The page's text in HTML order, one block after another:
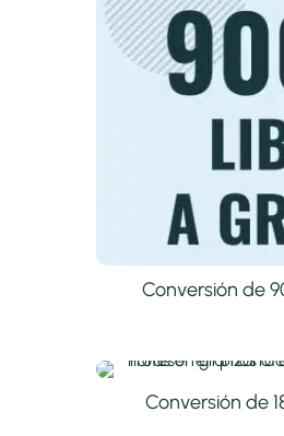
Conversión de
Conversión de